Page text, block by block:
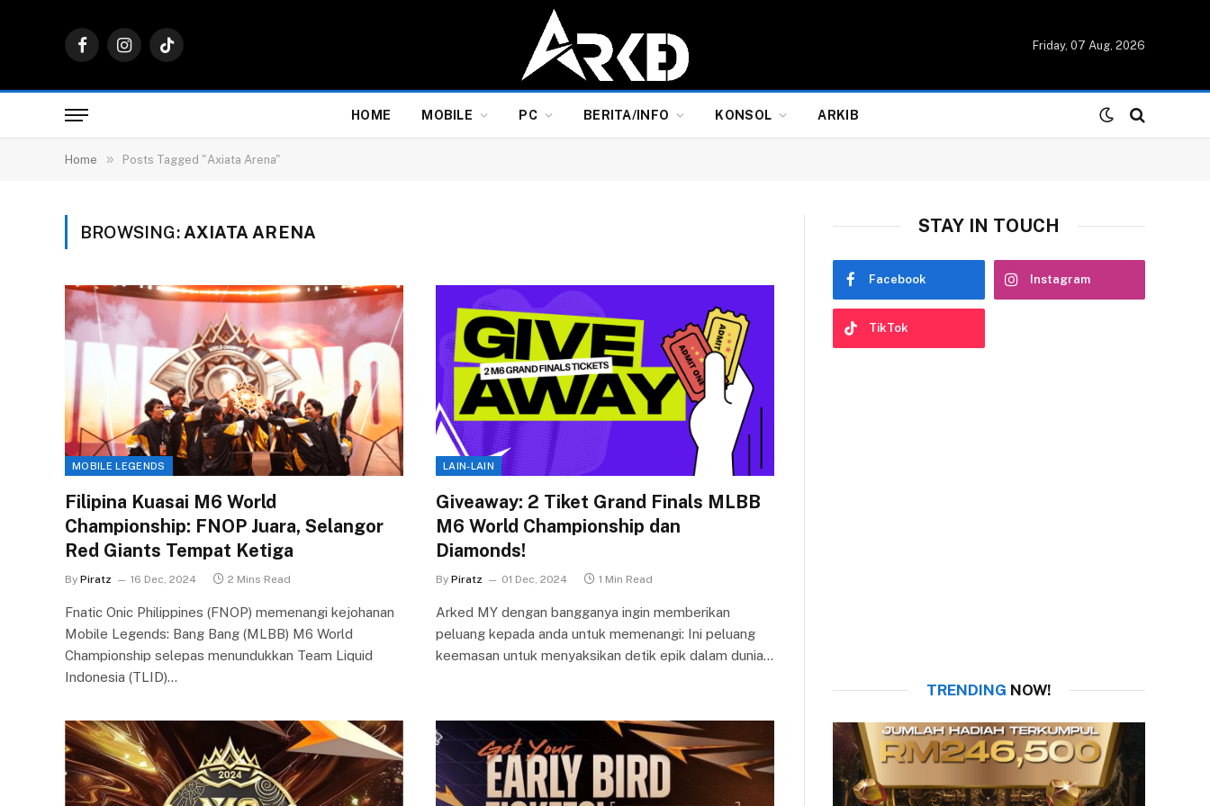
FacebookInstagramTikTok
Friday, 07 Aug, 2026
HOME MOBILE PC BERITA/INFO KONSOL ARKIB
Home » Posts Tagged "Axiata Arena"
BROWSING: AXIATA ARENA
MOBILE LEGENDS
Filipina Kuasai M6 World
Championship: FNOP Juara, Selangor
Red Giants Tempat Ketiga
By Piratz 16 Dec, 2024 2 Mins Read
Fnatic Onic Philippines (FNOP) memenangi kejohanan
Mobile Legends: Bang Bang (MLBB) M6 World
Championship selepas menundukkan Team Liquid
Indonesia (TLID)…
LAIN-LAIN
Giveaway: 2 Tiket Grand Finals MLBB
M6 World Championship dan
Diamonds!
By Piratz 01 Dec, 2024 1 Min Read
Arked MY dengan bangganya ingin memberikan
peluang kepada anda untuk memenangi: Ini peluang
keemasan untuk menyaksikan detik epik dalam dunia…
STAY IN TOUCH
Facebook Instagram
TikTok
TRENDING NOW!